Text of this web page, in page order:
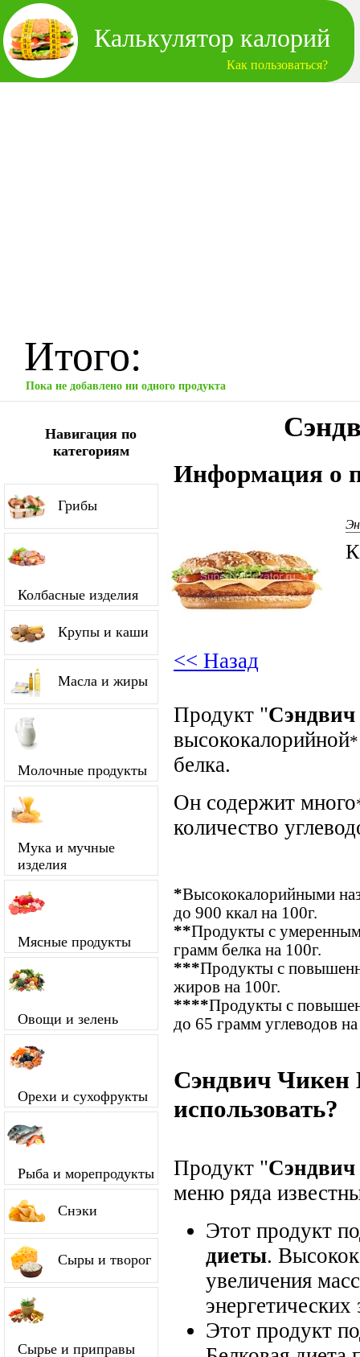
Калькулятор калорий
Как пользоваться?
Итого:
Пока не добавлено ни одного продукта
Навигация по
категориям
Грибы
Колбасные изделия
Крупы и каши
Масла и жиры
Молочные продукты
Мука и мучные
изделия
Мясные продукты
Овощи и зелень
Орехи и сухофрукты
Рыба и морепродукты
Снэки
Сыры и творог
Сырье и приправы
Информация о
<< Назад
Продукт "
высококалорийной*
белка.
Он содержит много
количество
*Высококалорийными
до 900 ккал на 100г.
**Продукты с
грамм белка на 100г.
***Продукты с
жиров на 100г.
****Продукты с
до 65 грамм углеводов
Сэндвич
использовать?
Продукт "
меню ряда
Этот продукт
диеты.
увеличения
энергетических
Этот продукт